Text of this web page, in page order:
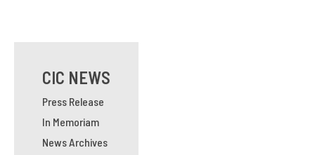
CIC NEWS
Press Release
In Memoriam
News Archives